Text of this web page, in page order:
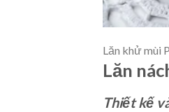
Lăn khử mùi
Lăn
Thiết kế